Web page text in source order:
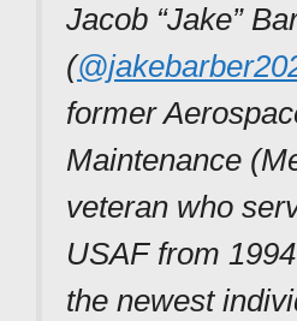
Jacob “Jake”
(
former
Maintenance
veteran who
USAF from
the newest